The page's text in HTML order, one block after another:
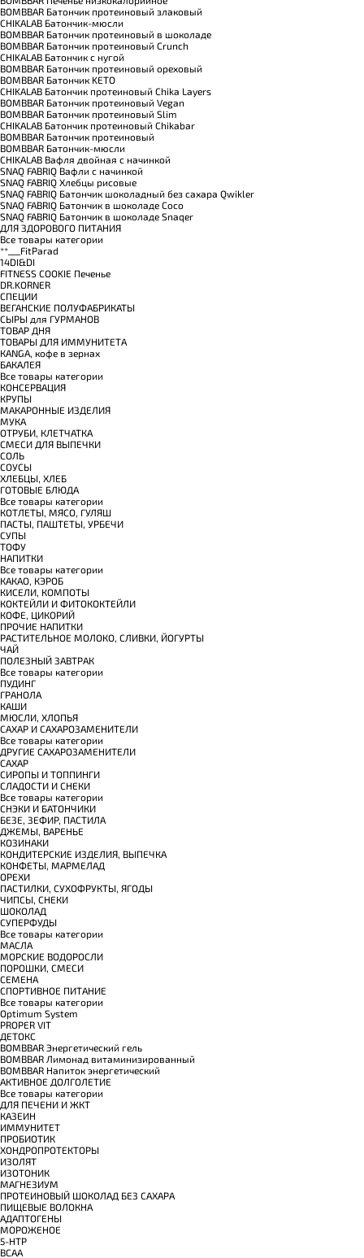
BOMBBAR Батончик протеиновый злаковый
CHIKALAB Батончик-мюсли
BOMBBAR Батончик протеиновый в шоколаде
BOMBBAR Батончик протеиновый Crunch
CHIKALAB Батончик с нугой
BOMBBAR Батончик протеиновый ореховый
BOMBBAR Батончик KETO
CHIKALAB Батончик протеиновый Chika Layers
BOMBBAR Батончик протеиновый Vegan
BOMBBAR Батончик протеиновый Slim
CHIKALAB Батончик протеиновый Chikabar
BOMBBAR Батончик протеиновый
BOMBBAR Батончик-мюсли
CHIKALAB Вафля двойная с начинкой
SNAQ FABRIQ Вафли с начинкой
SNAQ FABRIQ Хлебцы рисовые
SNAQ FABRIQ Батончик шоколадный без сахара Qwikler
SNAQ FABRIQ Батончик в шоколаде Coco
SNAQ FABRIQ Батончик в шоколаде Snaqer
ДЛЯ ЗДОРОВОГО ПИТАНИЯ
Все товары категории
**___FitParad
14DI&DI
FITNESS COOKIE Печенье
DR.KORNER
СПЕЦИИ
ВЕГАНСКИЕ ПОЛУФАБРИКАТЫ
СЫРЫ для ГУРМАНОВ
TОВАР ДНЯ
TОВАРЫ ДЛЯ ИММУНИТЕТА
КANGA, кофе в зернах
БАКАЛЕЯ
Все товары категории
КОНСЕРВАЦИЯ
КРУПЫ
МАКАРОННЫЕ ИЗДЕЛИЯ
МУКА
ОТРУБИ, КЛЕТЧАТКА
СМЕСИ ДЛЯ ВЫПЕЧКИ
СОЛЬ
СОУСЫ
ХЛЕБЦЫ, ХЛЕБ
ГОТОВЫЕ БЛЮДА
Все товары категории
КОТЛЕТЫ, МЯСО, ГУЛЯШ
ПАСТЫ, ПАШТЕТЫ, УРБЕЧИ
СУПЫ
ТОФУ
НАПИТКИ
Все товары категории
КАКАО, КЭРОБ
КИСЕЛИ, КОМПОТЫ
КОКТЕЙЛИ И ФИТОКОКТЕЙЛИ
КОФЕ, ЦИКОРИЙ
ПРОЧИЕ НАПИТКИ
РАСТИТЕЛЬНОЕ МОЛОКО, СЛИВКИ, ЙОГУРТЫ
ЧАЙ
ПОЛЕЗНЫЙ ЗАВТРАК
Все товары категории
ПУДИНГ
ГРАНОЛА
КАШИ
МЮСЛИ, ХЛОПЬЯ
САХАР И САХАРОЗАМЕНИТЕЛИ
Все товары категории
ДРУГИЕ САХАРОЗАМЕНИТЕЛИ
САХАР
СИРОПЫ И ТОППИНГИ
СЛАДОСТИ И СНЕКИ
Все товары категории
СНЭКИ И БАТОНЧИКИ
БЕЗЕ, ЗЕФИР, ПАСТИЛА
ДЖЕМЫ, ВАРЕНЬЕ
КОЗИНАКИ
КОНДИТЕРСКИЕ ИЗДЕЛИЯ, ВЫПЕЧКА
КОНФЕТЫ, МАРМЕЛАД
ОРЕХИ
ПАСТИЛКИ, СУХОФРУКТЫ, ЯГОДЫ
ЧИПСЫ, СНЕКИ
ШОКОЛАД
СУПЕРФУДЫ
Все товары категории
МАСЛА
МОРСКИЕ ВОДОРОСЛИ
ПОРОШКИ, СМЕСИ
СЕМЕНА
СПОРТИВНОЕ ПИТАНИЕ
Все товары категории
Optimum System
PROPER VIT
ДЕТОКС
BOMBBAR Энергетический гель
BOMBBAR Лимонад витаминизированный
BOMBBAR Напиток энергетический
АКТИВНОЕ ДОЛГОЛЕТИЕ
Все товары категории
ДЛЯ ПЕЧЕНИ И ЖКТ
КАЗЕИН
ИММУНИТЕТ
ПРОБИОТИК
ХОНДРОПРОТЕКТОРЫ
ИЗОЛЯТ
ИЗОТОНИК
МАГНЕЗИУМ
ПРОТЕИНОВЫЙ ШОКОЛАД БЕЗ САХАРА
ПИЩЕВЫЕ ВОЛОКНА
АДАПТОГЕНЫ
МОРОЖЕНОЕ
5-HTP
BCAA